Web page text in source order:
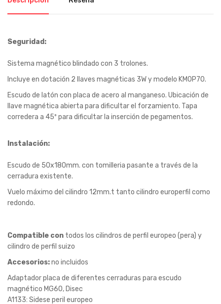
Seguridad:
Sistema magnético blindado con 3 trolones.
Incluye en dotación 2 llaves magnéticas 3W y modelo KM0P70.
Escudo de latón con placa de acero al manganeso. Ubicación de
llave magnética abierta para dificultar el forzamiento. Tapa
corredera a 45º para dificultar la inserción de pegamentos.
Instalación:
Escudo de 50x180mm. con tomilleria pasante a través de la
cerradura existente.
Vuelo máximo del cilindro 12mm.t tanto cilindro europerfil como
redondo.
Compatible con todos los cilindros de perfil europeo (pera) y
cilindro de perfil suizo
Accesorios:no incluidos
Adaptador placa de diferentes cerraduras para escudo
magnético MG60, Disec
A1133: Sidese peril europeo